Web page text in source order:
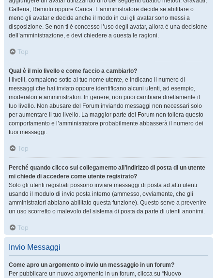
Galleria, Remoto oppure Carica. L’amministratore decide se abilitare o
meno gli avatar e decide anche il modo in cui gli avatar sono messi a
disposizione. Se non ti è concesso l’uso degli avatar, allora è una decisione
dell’amministrazione, e devi chiedere a questa le ragioni.
Top
Qual è il mio livello e come faccio a cambiarlo?
I livelli, compaiono sotto al tuo nome utente, e indicano il numero di
messaggi che hai inviato oppure identificano alcuni utenti, ad esempio,
moderatori e amministratori. In genere, non puoi cambiare direttamente il
tuo livello. Non abusare del Forum inviando messaggi non necessari solo
per aumentare il tuo livello. La maggior parte dei Forum non tollera questo
comportamento e l’amministratore probabilmente abbasserà il numero dei
tuoi messaggi.
Top
Perché quando clicco sul collegamento all’indirizzo di posta di un utente
mi chiede di accedere come utente registrato?
Solo gli utenti registrati possono inviare messaggi di posta ad altri utenti
usando il modulo di invio posta interno (ammesso, ovviamente, che gli
amministratori abbiano abilitato questa funzione). Questo serve a prevenire
un uso scorretto o malevolo del sistema di posta da parte di utenti anonimi.
Top
Invio Messaggi
Come apro un argomento o invio un messaggio in un forum?
Per pubblicare un nuovo argomento in un forum, clicca su “Nuovo